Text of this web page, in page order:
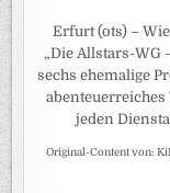
Erfurt (ots) –
„Die Allstars-WG
sechs ehemalige
jeden
Original-Content von: